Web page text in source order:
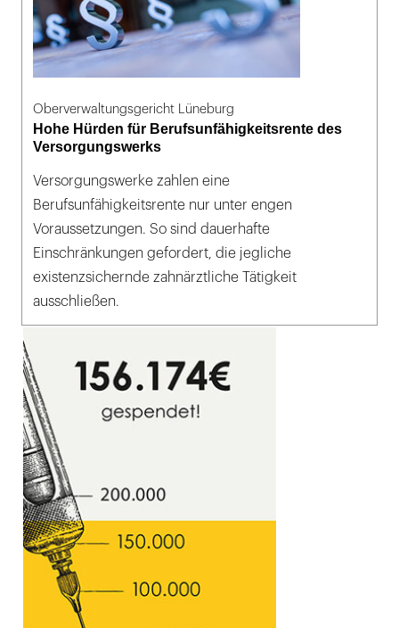
Oberverwaltungsgericht Lüneburg
Hohe Hürden für Berufsunfähigkeitsrente des
Versorgungswerks
Versorgungswerke zahlen eine
Berufsunfähigkeitsrente nur unter engen
Voraussetzungen. So sind dauerhafte
Einschränkungen gefordert, die jegliche
existenzsichernde zahnärztliche Tätigkeit
ausschließen.